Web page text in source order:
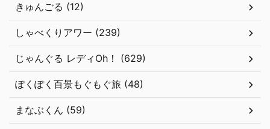
きゅんごる (12)
しゃべくりアワー (239)
じゃんぐる レディOh！ (629)
ぽくぽく百景もぐもぐ旅 (48)
まなぶくん (59)